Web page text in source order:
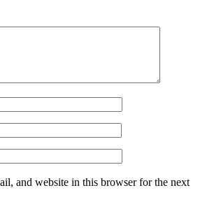
and website in this browser for the next